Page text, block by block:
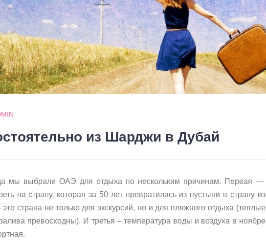
из Шарджи в Дубай
мы выбрали ОАЭ для отдыха по нескольким причинам. Первая —
на страну, которая за 50 лет превратилась из пустыни в страну из
страна не только для экскурсий, но и для пляжного отдыха (теплые
превосходны). И третья – температура воды и воздуха в ноябре